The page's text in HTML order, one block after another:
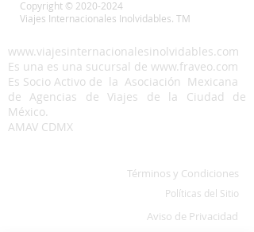
Copyright © 2020-2024
Viajes Internacionales Inolvidables. TM
www.viajesinternacionalesinolvidables.com
Es una es una sucursal de www.fraveo.com
Es Socio Activo de la Asociación Mexicana
de Agencias de Viajes de la Ciudad de
México.
AMAV CDMX
Términos y Condiciones
Políticas del Sitio
Aviso de Privacidad